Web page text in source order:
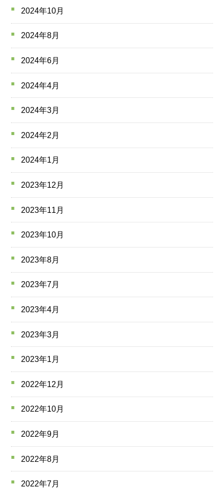
2024年10月
2024年8月
2024年6月
2024年4月
2024年3月
2024年2月
2024年1月
2023年12月
2023年11月
2023年10月
2023年8月
2023年7月
2023年4月
2023年3月
2023年1月
2022年12月
2022年10月
2022年9月
2022年8月
2022年7月